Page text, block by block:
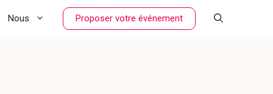
Nous Proposer votre événement